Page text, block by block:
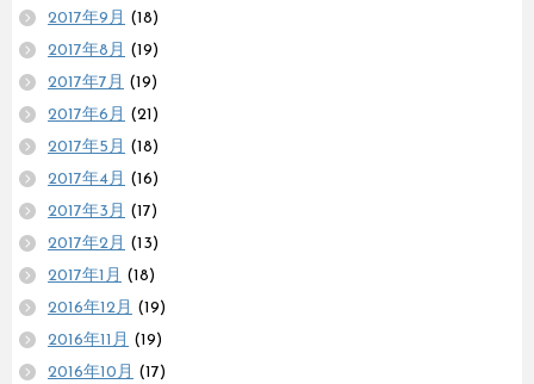
2017年9月 (18)
2017年8月 (19)
2017年7月 (19)
2017年6月 (21)
2017年5月 (18)
2017年4月 (16)
2017年3月 (17)
2017年2月 (13)
2017年1月 (18)
2016年12月 (19)
2016年11月 (19)
2016年10月 (17)